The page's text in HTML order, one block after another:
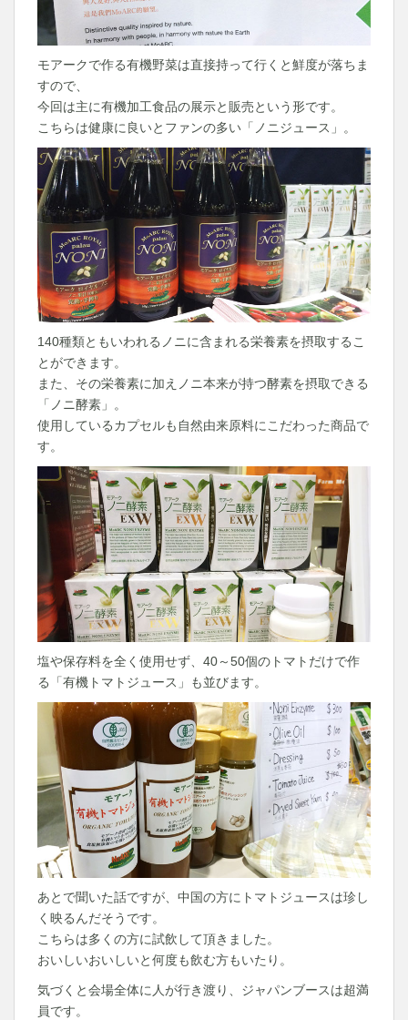
モアークで作る有機野菜は直接持って行くと鮮度が落ちま
すので、
今回は主に有機加工食品の展示と販売という形です。
こちらは健康に良いとファンの多い「ノニジュース」。
140種類ともいわれるノニに含まれる栄養素を摂取するこ
とができます。
また、その栄養素に加えノニ本来が持つ酵素を摂取できる
「ノニ酵素」。
使用しているカプセルも自然由来原料にこだわった商品で
す。
塩や保存料を全く使用せず、40～50個のトマトだけで作
る「有機トマトジュース」も並びます。
あとで聞いた話ですが、中国の方にトマトジュースは珍し
く映るんだそうです。
こちらは多くの方に試飲して頂きました。
おいしいおいしいと何度も飲む方もいたり。
気づくと会場全体に人が行き渡り、ジャパンブースは超満
員です。